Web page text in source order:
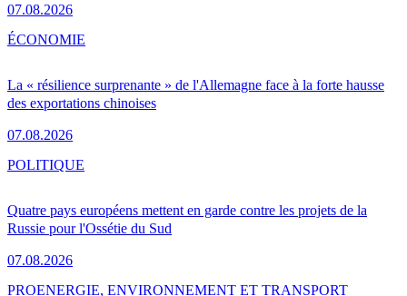
07.08.2026
La « résilience surprenante » de l'Allemagne face à la forte hausse
des exportations chinoises
07.08.2026
ÉCONOMIE
Quatre pays européens mettent en garde contre les projets de la
Russie pour l'Ossétie du Sud
07.08.2026
POLITIQUE
PROENERGIE, ENVIRONNEMENT ET TRANSPORT